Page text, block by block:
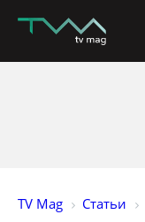
TV Mag Статьи